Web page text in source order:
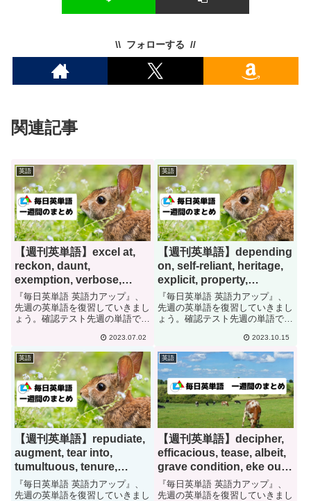
フォローする
関連記事
英語
【週刊英単語】excel at,
reckon, daunt,
exemption, verbose,
botchy[#182]
『毎日英単語 英語力アップ』、
先週の英単語を復習していきまし
ょう。確認テスト先週の単語で
atreckondauntdemotionexemption
verbosebotchyrecklessembold...
2023.07.02
英語
【週刊英単語】depending
on, self-reliant, heritage,
explicit, property,
apparatus[#197]
『毎日英単語 英語力アップ』、
先週の英単語を復習していきまし
ょう。確認テスト先週の単語で
reliantheritageexplicitpropertyapp
aratusregard...
2023.10.15
英語
【週刊英単語】repudiate,
augment, tear into,
tumultuous, tenure,
proceeding[#185]
『毎日英単語 英語力アップ』、
先週の英単語を復習していきまし
英語
【週刊英単語】decipher,
efficacious, tease, albeit,
grave condition, eke out
a living[#67]
『毎日英単語 英語力アップ』、
先週の英単語を復習していきまし